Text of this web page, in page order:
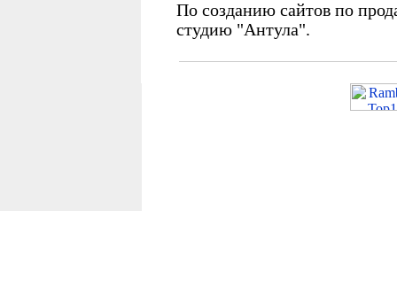
По созданию сайтов по
студию "Антула".